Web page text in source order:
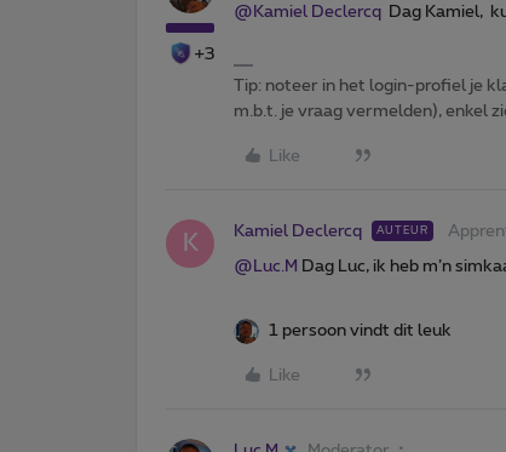
+3
@Kamiel Declercq Dag Kamiel,
Tip: noteer in het login-profiel je
m.b.t. je vraag vermelden), enkel
Like
K Kamiel Declercq AUTEUR
@Luc.M Dag Luc, ik heb m’n
1 persoon vindt dit leuk
Like